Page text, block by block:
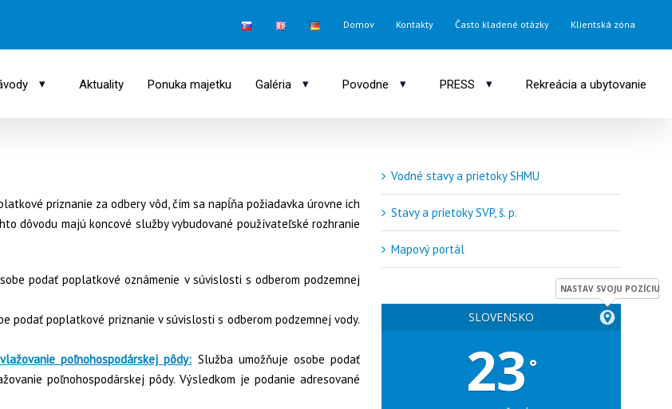
Domov Kontakty Často kladené otázky Klientská zóna
▾ Aktuality Ponuka majetku Galéria ▾ Povodne ▾ PRESS ▾ Rekreácia a ubytovanie
priznanie za odbery vôd, čím sa napĺňa požiadavka úrovne ich
dôvodu majú koncové služby vybudované používateľské rozhranie
podať poplatkové oznámenie v súvislosti s odberom podzemnej
podať poplatkové priznanie v súvislosti s odberom podzemnej vody.
poľnohospodárskej pôdy: Služba umožňuje osobe podať
poľnohospodárskej pôdy. Výsledkom je podanie adresované
Vodné stavy a prietoky SHMU
Stavy a prietoky SVP, š. p.
Mapový portál
SLOVENSKO
NASTAV SVOJU POZÍCIU
23 °